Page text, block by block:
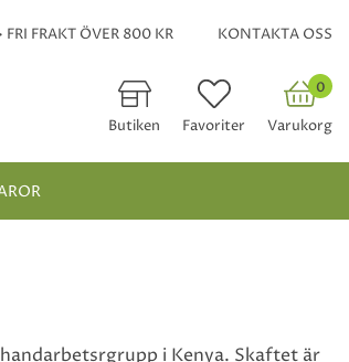
FRAKT ÖVER 800 KR KONTAKTA OSS
Butiken Favoriter
0
Varukorg
i Kenya. Skaftet är